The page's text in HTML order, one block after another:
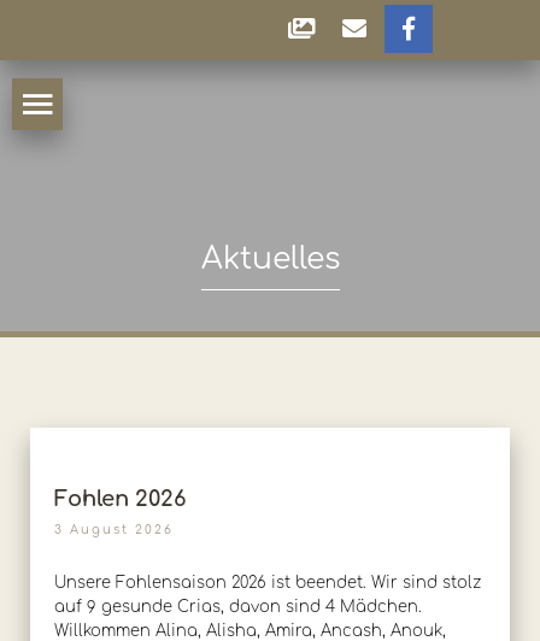
Aktuelles
Fohlen 2026
3 August 2026
Unsere Fohlensaison 2026 ist beendet. Wir sind stolz
auf 9 gesunde Crias, davon sind 4 Mädchen.
Willkommen Alina, Alisha, Amira, Ancash, Anouk,